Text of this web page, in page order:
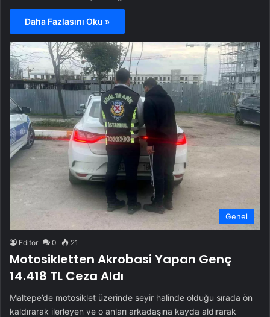
Daha Fazlasını Oku »
Genel
Editör 0 21
Motosikletten Akrobasi Yapan Genç
14.418 TL Ceza Aldı
Maltepe’de motosiklet üzerinde seyir halinde olduğu sırada ön
kaldırarak ilerleyen ve o anları arkadaşına kayda aldırarak